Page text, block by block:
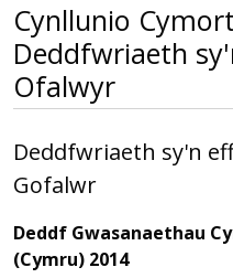
Cynllunio
Deddfwriaeth
Ofalwyr
Deddfwriaeth sy'n
Gofalwr
Deddf Gwasanaethau
(Cymru) 2014